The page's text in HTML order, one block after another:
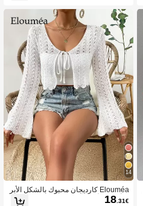
14
Elouméa كارديجان محبوك بالشكل الأبر
ي أكمام الأنبوق أمامي مربوط ،ملابس علو
18.31€